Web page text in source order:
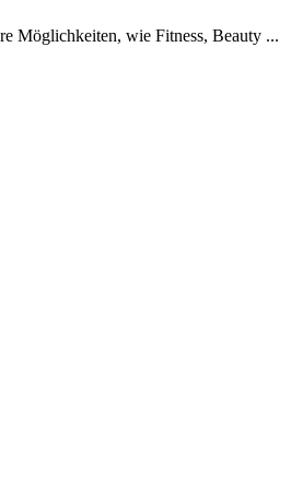
Möglichkeiten, wie Fitness, Beauty ...